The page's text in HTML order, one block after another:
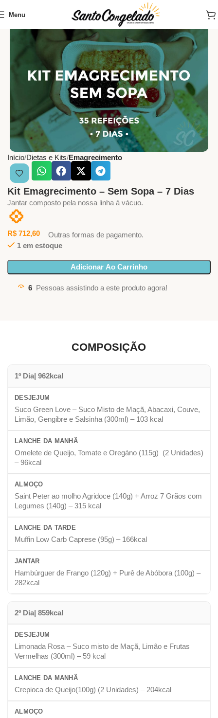
Menu
Início Dietas e Kits Emagrecimento
Kit Emagrecimento – Sem Sopa – 7 Dias
Jantar composto pela nossa linha á vácuo.
💠
R$ 712,60
Outras formas de pagamento.
1 em estoque
Adicionar Ao Carrinho
6 Pessoas assistindo a este produto agora!
COMPOSIÇÃO
1º Dia| 962kcal
DESJEJUM
Suco Green Love – Suco Misto de Maçã, Abacaxi, Couve,
Limão, Gengibre e Salsinha (300ml) – 103 kcal
LANCHE DA MANHÃ
Omelete de Queijo, Tomate e Oregáno (115g) (2 Unidades)
– 96kcal
ALMOÇO
Saint Peter ao molho Agridoce (140g) + Arroz 7 Grãos com
Legumes (140g) – 315 kcal
LANCHE DA TARDE
Muffin Low Carb Caprese (95g) – 166kcal
JANTAR
Hambúrguer de Frango (120g) + Purê de Abóbora (100g) –
282kcal
2º Dia| 859kcal
DESJEJUM
Limonada Rosa – Suco misto de Maçã, Limão e Frutas
Vermelhas (300ml) – 59 kcal
LANCHE DA MANHÃ
Crepioca de Queijo(100g) (2 Unidades) – 204kcal
ALMOÇO